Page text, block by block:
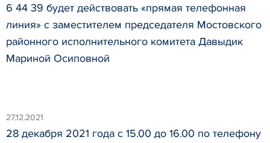
6 44 39 будет действовать «прямая телефонная
линия» с заместителем председателя Мостовского
районного исполнительного комитета Давыдик
Мариной Осиповной
27.12.2021
28 декабря 2021 года с 15.00 до 16.00 по телефону